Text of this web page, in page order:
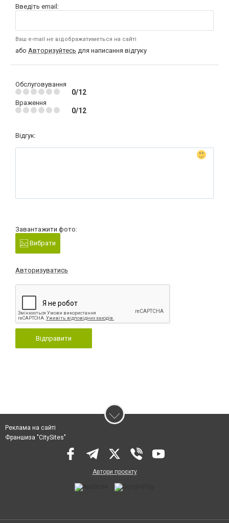
Введіть email:
Ваш e-mail не відображатиметься на сайті
або Авторизуйтесь для написання відгуку
Обслуговування
0/12
Враження
0/12
Відгук:
Завантажити фото:
Вибрати
Авторизуватись
Відправити
Реклама на сайті
Франшиза "CitySites"
Автори проєкту